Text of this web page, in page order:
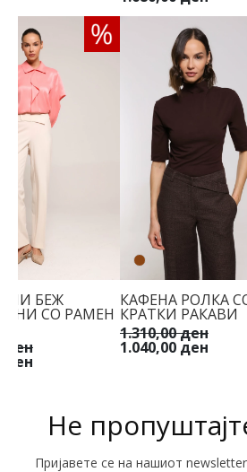
БЕЖ
СО РАМЕН
ден
ден
КАФЕНА РОЛКА
КРАТКИ РАКАВИ
1.310,00 ден
1.040,00 ден
Не
Пријавете се на нашиот